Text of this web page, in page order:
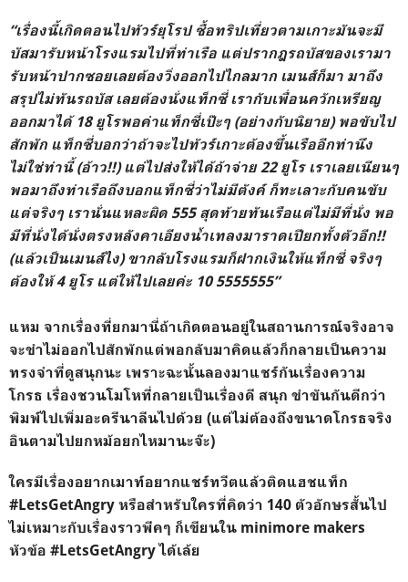
“เรื่องนี้เกิดตอนไปทัวร์ยุโรป ซื้อทริปเที่ยวตามเกาะมันจะมี
บัสมารับหน้าโรงแรมไปที่ท่าเรือ แต่ปรากฎรถบัสของเรามา
รับหน้าปากซอยเลยต้องวิ่งออกไปไกลมาก เมนส์ก็มา มาถึง
สรุปไม่ทันรถบัส เลยต้องนั่งแท็กซี่ เรากับเพื่อนควักเหรียญ
ออกมาได้ 18 ยูโรพอค่าแท็กซี่เป๊ะๆ (อย่างกับนิยาย) พอขับไป
สักพัก แท็กซี่บอกว่าถ้าจะไปทัวร์เกาะต้องขึ้นเรืออีกท่านึง
ไม่ใช่ท่านี้ (อ้าว!!) แต่ไปส่งให้ได้ถ้าจ่าย 22 ยูโร เราเลยเนียนๆ
พอมาถึงท่าเรือถึงบอกแท็กซี่ว่าไม่มีตังค์ ก็ทะเลาะกับคนขับ
แต่จริงๆ เรานั่นแหละผิด 555 สุดท้ายทันเรือแต่ไม่มีที่นั่ง พอ
มีที่นั่งได้นั่งตรงหลังคาเอียงน้ำเทลงมาราดเปียกทั้งตัวอีก!!
(แล้วเป็นเมนส์ไง) ขากลับโรงแรมก็ฝากเงินให้แท็กซี่ จริงๆ
ต้องให้ 4 ยูโร แต่ให้ไปเลยค่ะ 10 5555555”
แหม จากเรื่องที่ยกมานี่ถ้าเกิดตอนอยู่ในสถานการณ์จริงอาจ
จะขำไม่ออกไปสักพักแต่พอกลับมาคิดแล้วก็กลายเป็นความ
ทรงจำที่ดูสนุกนะ เพราะฉะนั้นลองมาแชร์กันเรื่องความ
โกรธ เรื่องชวนโมโหที่กลายเป็นเรื่องดี สนุก ขำขันกันดีกว่า
พิมพ์ไปเพิ่มอะดรีนาลีนไปด้วย (แต่ไม่ต้องถึงขนาดโกรธจริง
อินตามไปยกหม้อยกไหมานะจ๊ะ)
ใครมีเรื่องอยากเมาท์อยากแชร์ทวีตแล้วติดแฮชแท็ก
#LetsGetAngry หรือสำหรับใครที่คิดว่า 140 ตัวอักษรสั้นไป
ไม่เหมาะกับเรื่องราวพีคๆ ก็เขียนใน minimore makers
หัวข้อ #LetsGetAngry ได้เล้ย